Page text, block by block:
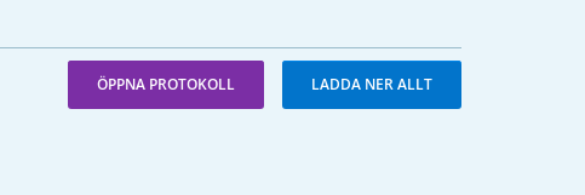
ÖPPNA PROTOKOLL LADDA NER ALLT